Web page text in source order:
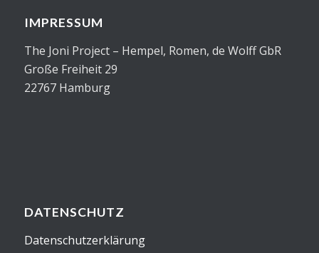
IMPRESSUM
The Joni Project – Hempel, Romen, de Wolff GbR
Große Freiheit 29
22767 Hamburg
DATENSCHUTZ
Datenschutzerklärung